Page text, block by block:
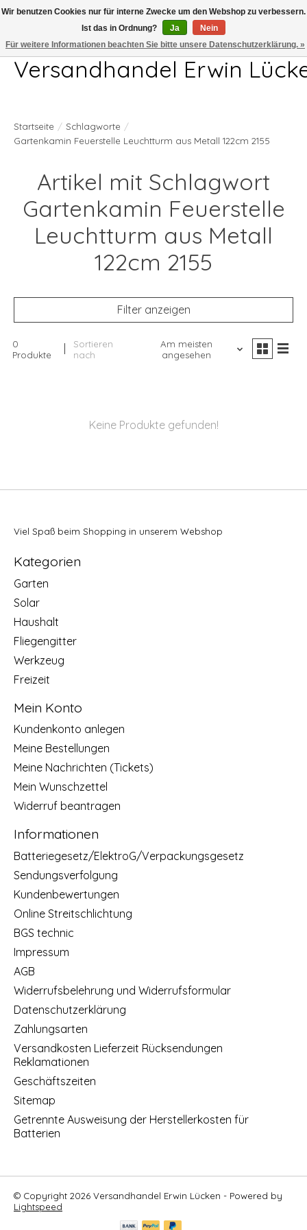
Telefon 04407 715872 MO-DO 7.00-17.00Uhr FR 7.00-13.00Uhr
Versandhandel Erwin
Startseite / Schlagworte /
Gartenkamin Feuerstelle Leuchtturm aus Metall 122cm 2155
Artikel mit Schlagwort
Gartenkamin Feuerstelle
Leuchtturm aus Metall
122cm 2155
Filter anzeigen
0
Produkte
Sortieren
nach
Am meisten
angesehen
Keine Produkte gefunden!
Viel Spaß beim Shopping in unserem Webshop
Kategorien
Garten
Solar
Haushalt
Fliegengitter
Werkzeug
Freizeit
Mein Konto
Kundenkonto anlegen
Meine Bestellungen
Meine Nachrichten (Tickets)
Mein Wunschzettel
Widerruf beantragen
Informationen
Batteriegesetz/ElektroG/Verpackungsgesetz
Sendungsverfolgung
Kundenbewertungen
Online Streitschlichtung
BGS technic
Impressum
AGB
Widerrufsbelehrung und Widerrufsformular
Datenschutzerklärung
Zahlungsarten
Versandkosten Lieferzeit Rücksendungen
Reklamationen
Geschäftszeiten
Sitemap
Getrennte Ausweisung der Herstellerkosten für
Batterien
© Copyright 2026 Versandhandel Erwin Lücken - Powered by
Lightspeed
Wir benutzen Cookies nur für interne Zwecke um den Webshop zu verbessern.
Ist das in Ordnung?
Ja
Nein
Für weitere Informationen beachten Sie bitte unsere Datenschutzerklärung. »